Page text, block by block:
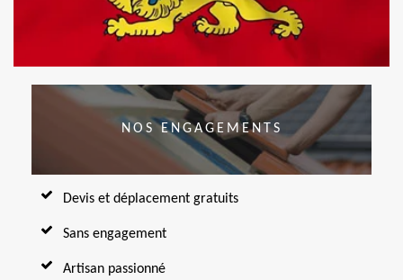
NOS ENGAGEMENTS
Devis et déplacement gratuits
Sans engagement
Artisan passionné